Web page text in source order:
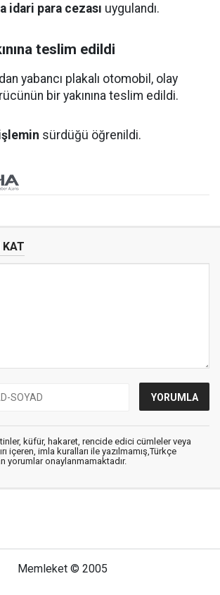
idari para cezası uygulandı.
teslim edildi
yabancı plakalı otomobil, olay
bir yakınına teslim edildi.
sürdüğü öğrenildi.
KAT
küfür, hakaret, rencide edici cümleler veya
içeren, imla kuralları ile yazılmamış,Türkçe
yorumlar onaylanmamaktadır.
Memleket © 2005